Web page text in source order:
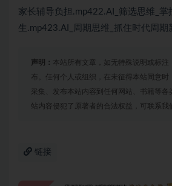
家长辅导负担.mp422.AI_筛选思维_掌
生.mp423.AI_周期思维_抓住时代周期
声明： 本站所有文章，如无特殊说明或标注
布。任何个人或组织，在未征得本站同意时
采集、发布本站内容到任何网站、书籍等各
站内容侵犯了原著者的合法权益，可联系我
链接